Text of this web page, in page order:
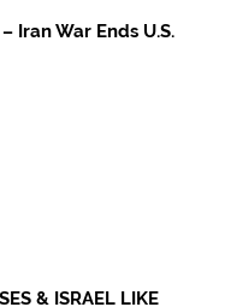
Iran War Ends U.S.
& ISRAEL LIKE